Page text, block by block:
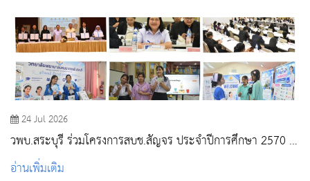
24 Jul 2026
วพบ.สระบุรี ร่วมโครงการสบช.สัญจร ประจำปีการศึกษา 2570 ณ
วพบ.พระพุทธบาท
อ่านเพิ่มเติม